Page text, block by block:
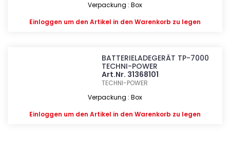
Verpackung : Box
Einloggen um den Artikel in den Warenkorb zu legen
BATTERIELADEGERÄT TP-7000
TECHNI-POWER
Art.Nr. 31368101
TECHNI-POWER
Verpackung : Box
Einloggen um den Artikel in den Warenkorb zu legen